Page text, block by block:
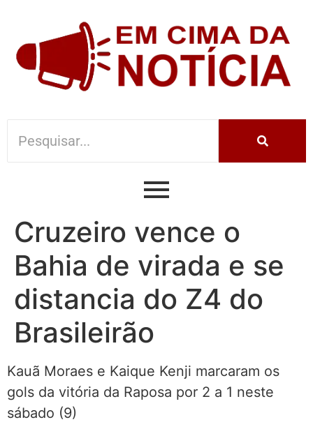
Cruzeiro vence o
Bahia de virada e se
distancia do Z4 do
Brasileirão
Kauã Moraes e Kaique Kenji marcaram os
gols da vitória da Raposa por 2 a 1 neste
sábado (9)